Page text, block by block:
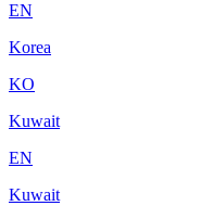
EN
Korea
KO
Kuwait
EN
Kuwait